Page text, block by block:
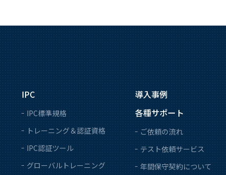
IPC
IPC標準規格
トレーニング＆認証資格
IPC認証ツール
グローバルトレーニング
導入事例
各種サポート
ご依頼の流れ
テスト依頼サービス
年間保守契約について